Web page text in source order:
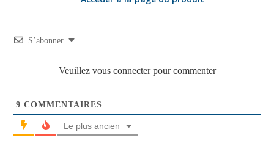
S’abonner
Veuillez vous connecter pour commenter
9 COMMENTAIRES
Le plus ancien